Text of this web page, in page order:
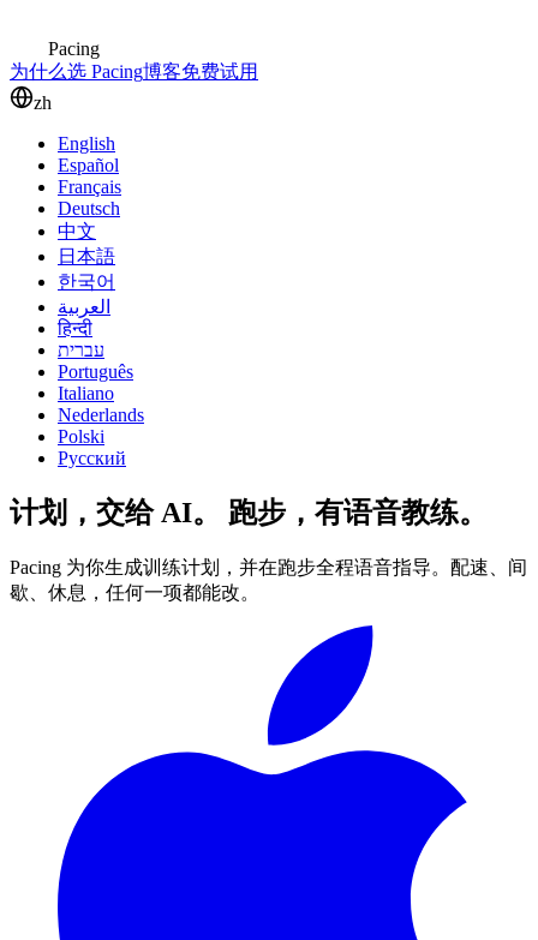
Pacing
为什么选 Pacing博客免费试用
zh
English
Español
Français
Deutsch
中文
日本語
한국어
العربية
हिन्दी
עברית
Português
Italiano
Nederlands
Polski
Русский
计划，交给 AI。 跑步，有语音教练。
Pacing 为你生成训练计划，并在跑步全程语音指导。配速、间
歇、休息，任何一项都能改。